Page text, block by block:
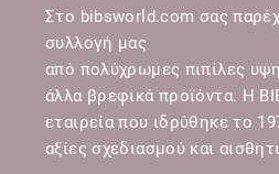
Στο bibsworld.com σας
συλλογή μας
από πολύχρωμες πιπίλες
άλλα βρεφικά προϊόντα. Η
εταιρεία που ιδρύθηκε το
αξίες σχεδιασμού και